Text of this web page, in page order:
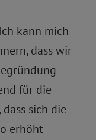
kann mich
dass wir
für die
sich die
erhöht